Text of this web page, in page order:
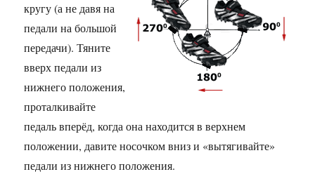
кругу (а не давя на
педали на большой
передачи). Тяните
вверх педали из
нижнего положения,
проталкивайте
педаль вперёд, когда она находится в верхнем
положении, давите носочком вниз и «вытягивайте»
педали из нижнего положения.